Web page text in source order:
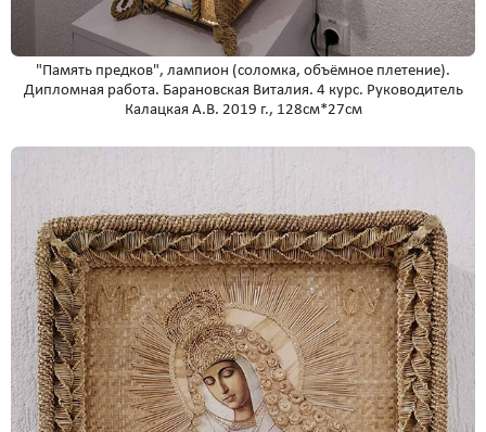
"Память предков", лампион (соломка, объёмное плетение).
Дипломная работа. Барановская Виталия. 4 курс. Руководитель
Калацкая А.В. 2019 г., 128см*27см